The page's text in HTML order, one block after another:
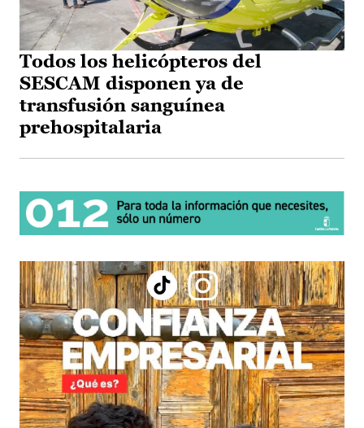
Todos los helicópteros del
SESCAM disponen ya de
transfusión sanguínea
prehospitalaria